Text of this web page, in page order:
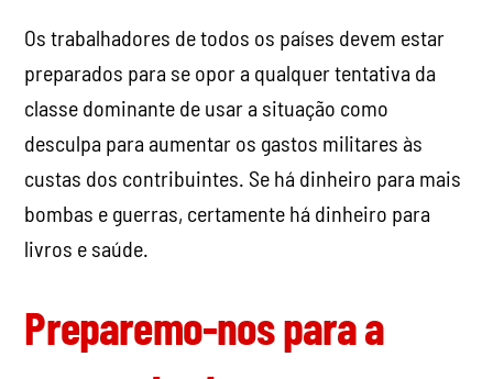
Os trabalhadores de todos os países devem estar
preparados para se opor a qualquer tentativa da
classe dominante de usar a situação como
desculpa para aumentar os gastos militares às
custas dos contribuintes. Se há dinheiro para mais
bombas e guerras, certamente há dinheiro para
livros e saúde.
Preparemo-nos para a